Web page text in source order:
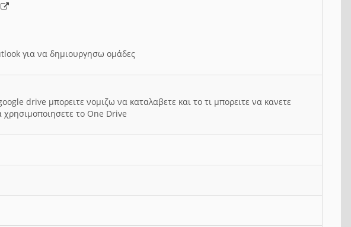
για να δημιουργησω ομάδες
drive μπορειτε νομιζω να καταλαβετε και το τι μπορειτε να κανετε
χρησιμοποιησετε το One Drive